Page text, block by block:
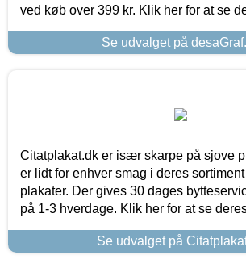
ved køb over 399 kr. Klik her for at se
Se udvalget på
Citatplakat.dk er især skarpe på sjove
er lidt for enhver smag i deres
plakater. Der gives 30 dages
på 1-3 hverdage. Klik her for at se
Se udvalget på